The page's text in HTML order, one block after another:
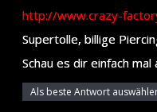
http://www.crazy-
Supertolle, billige
Schau es dir einfach
Als beste Antwort